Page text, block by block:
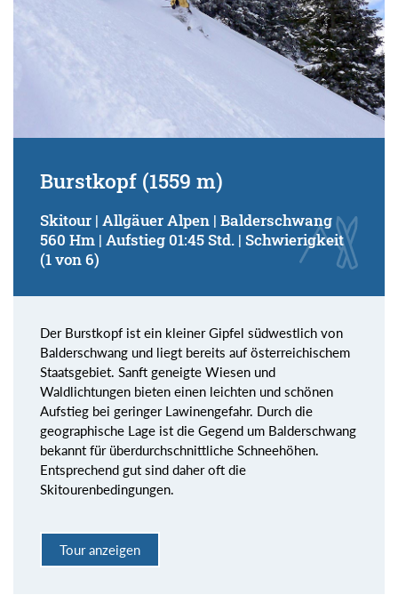
Burstkopf (1559 m)
Skitour | Allgäuer Alpen | Balderschwang
560 Hm | Aufstieg 01:45 Std. | Schwierigkeit
(1 von 6)
Der Burstkopf ist ein kleiner Gipfel südwestlich von
Balderschwang und liegt bereits auf österreichischem
Staatsgebiet. Sanft geneigte Wiesen und
Waldlichtungen bieten einen leichten und schönen
Aufstieg bei geringer Lawinengefahr. Durch die
geographische Lage ist die Gegend um Balderschwang
bekannt für überdurchschnittliche Schneehöhen.
Entsprechend gut sind daher oft die
Skitourenbedingungen.
Tour anzeigen